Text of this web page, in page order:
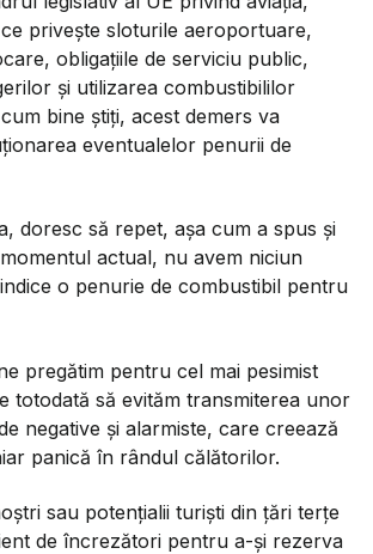
privește sloturile aeroportuare,
obligațiile de serviciu public,
și utilizarea combustibililor
bine știți, acest demers va
eventualelor penurii de
doresc să repet, așa cum a spus și
actual, nu avem niciun
o penurie de combustibil pentru
pregătim pentru cel mai pesimist
totodată să evităm transmiterea unor
negative și alarmiste, care creează
panică în rândul călătorilor.
sau potențialii turiști din țări terțe
de încrezători pentru a-și rezerva